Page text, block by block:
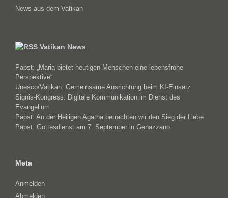
News aus dem Vatikan
Vatikan News
Papst: „Maria bietet heutigen Menschen eine lebensfrohe
Perspektive“
Unesco/Vatikan: Gemeinsame Ausrichtung beim KI-Einsatz
Signis-Kongress: Digitale Kommunikation im Dienst des
Evangelium
Papst: An der Heiligen Agatha betrachten wir den Sieg der Liebe
Papst: Gottesdienst am 7. September in Genazzano
Meta
Anmelden
Abmelden